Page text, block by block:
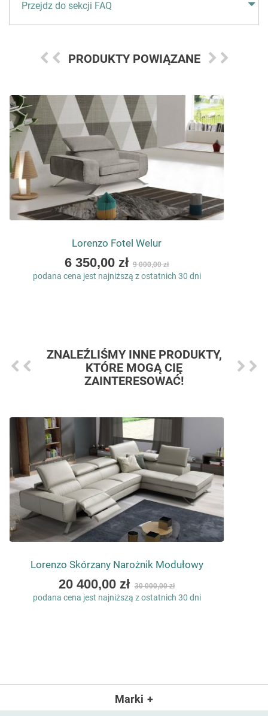
Przejdz do sekcji FAQ
PRODUKTY POWIĄZANE
Lorenzo Fotel Welur
As
low
6 350,00 zł 9 000,00 zł
podana cena jest najniższą z ostatnich 30 dni
ZNALEŹLIŚMY INNE PRODUKTY,
KTÓRE MOGĄ CIĘ
ZAINTERESOWAĆ!
Lorenzo Skórzany Narożnik Modułowy
As
low
20 400,00 zł 30 000,00 zł
podana cena jest najniższą z ostatnich 30 dni
Marki